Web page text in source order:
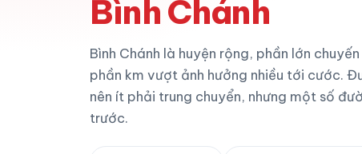
Bình Chánh
Bình Chánh là huyện rộng, phần lớn
phần km vượt ảnh hưởng nhiều tới cước.
nên ít phải trung chuyển, nhưng một số
trước.